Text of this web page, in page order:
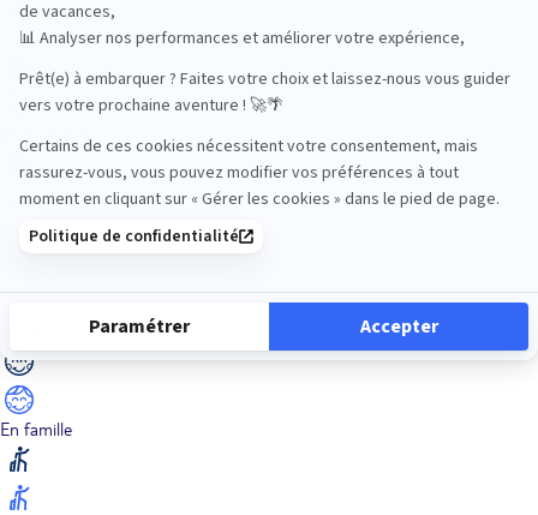
Culture
Dans les îles
Découverte
En famille